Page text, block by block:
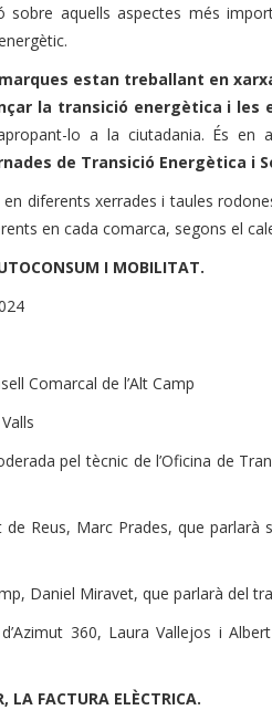
sobre aquells aspectes més
estan treballant en
la transició energètica i les
lo a la ciutadania. És en
de Transició Energètica i
en diferents xerrades i taules
en cada comarca, segons el
I MOBILITAT.
Comarcal de l’Alt Camp
pel tècnic de l’Oficina de
de Reus, Marc Prades, que
Daniel Miravet, que parlarà del
360, Laura Vallejos i
LA FACTURA ELÈCTRICA.